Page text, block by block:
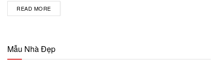
READ MORE
Mẫu Nhà Đẹp